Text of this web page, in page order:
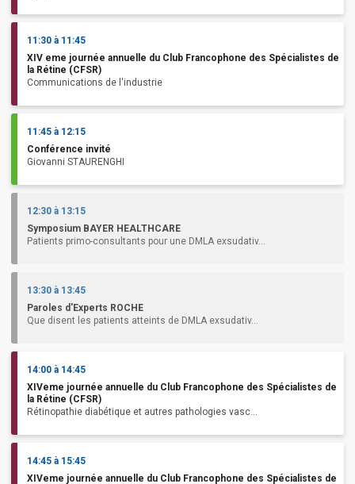
11:30 à 11:45
XIV eme journée annuelle du Club Francophone des Spécialistes de
la Rétine (CFSR)
Communications de l'industrie
11:45 à 12:15
Conférence invité
Giovanni STAURENGHI
12:30 à 13:15
Symposium BAYER HEALTHCARE
Patients primo-consultants pour une DMLA exsudativ...
13:30 à 13:45
Paroles d'Experts ROCHE
Que disent les patients atteints de DMLA exsudativ...
14:00 à 14:45
XIVeme journée annuelle du Club Francophone des Spécialistes de
la Rétine (CFSR)
Rétinopathie diabétique et autres pathologies vasc...
14:45 à 15:45
XIVeme journée annuelle du Club Francophone des Spécialistes de